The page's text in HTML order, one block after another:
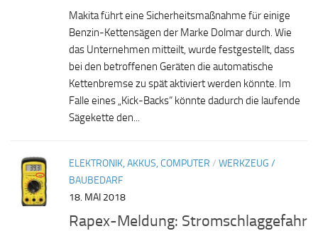
Makita führt eine Sicherheitsmaßnahme für einige
Benzin-Kettensägen der Marke Dolmar durch. Wie
das Unternehmen mitteilt, wurde festgestellt, dass
bei den betroffenen Geräten die automatische
Kettenbremse zu spät aktiviert werden könnte. Im
Falle eines „Kick-Backs“ könnte dadurch die laufende
Sägekette den...
ELEKTRONIK, AKKUS, COMPUTER / WERKZEUG /
BAUBEDARF
18. MAI 2018
Rapex-Meldung: Stromschlaggefahr